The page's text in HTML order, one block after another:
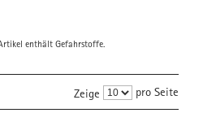
enthält Gefahrstoffe.
Zeige pro Seite